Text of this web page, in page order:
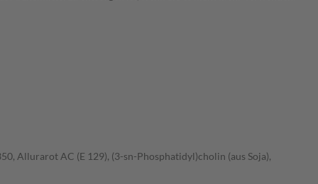
Allurarot AC (E 129), (3-sn-Phosphatidyl)cholin (aus Soja),